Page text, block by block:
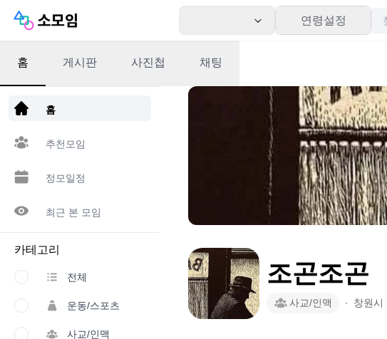
연령설정
앱 다운로드
홈
추천모임
정모일정
최근 본 모임
카테고리
전체
운동/스포츠
사교/인맥
홈 게시판 사진첩 채팅
조곤조곤
사교/인맥 ∙ 창원시